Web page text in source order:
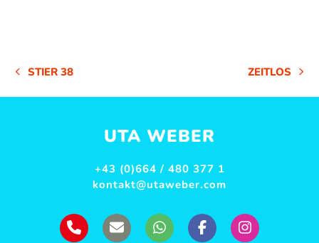
VORHERIGER
BEITRAG:
STIER 38
NÄCHSTER
BEITRAG:
ZEITLOS
UTA WEBER
+43 (0)664 / 480 377 1
kontakt@utaweber.com